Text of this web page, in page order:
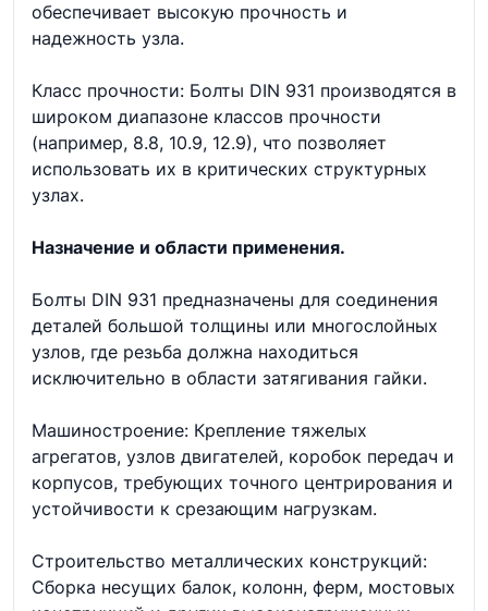
обеспечивает высокую прочность и
надежность узла.
Класс прочности: Болты DIN 931 производятся в
широком диапазоне классов прочности
(например, 8.8, 10.9, 12.9), что позволяет
использовать их в критических структурных
узлах.
Назначение и области применения.
Болты DIN 931 предназначены для соединения
деталей большой толщины или многослойных
узлов, где резьба должна находиться
исключительно в области затягивания гайки.
Машиностроение: Крепление тяжелых
агрегатов, узлов двигателей, коробок передач и
корпусов, требующих точного центрирования и
устойчивости к срезающим нагрузкам.
Строительство металлических конструкций:
Сборка несущих балок, колонн, ферм, мостовых